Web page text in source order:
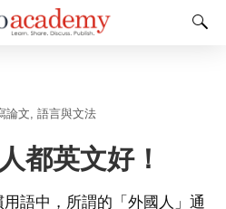
論文 語言與文法
都英文好！
語中，所謂的「外國人」通